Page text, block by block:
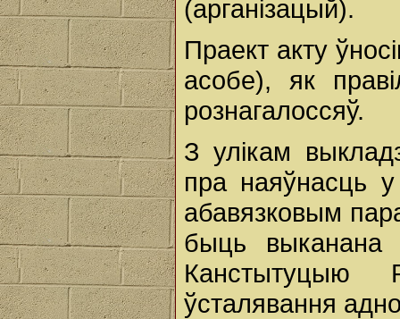
(арганізацый).
Праект акту
асобе), як
рознагалоссяў.
З улікам
пра наяўнасць
абавязковым
быць выканана
Канстытуцыю
ўсталявання